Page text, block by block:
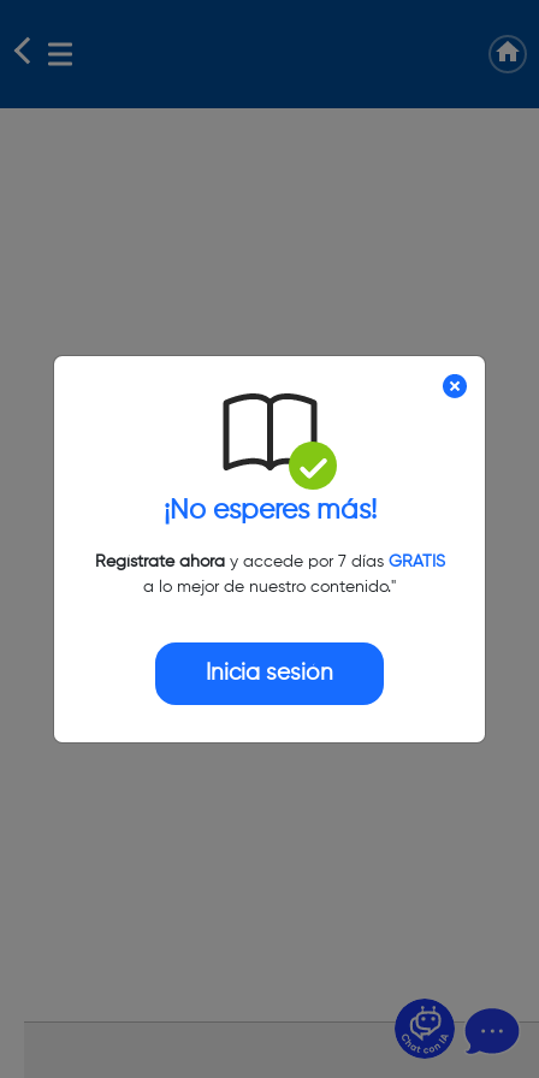
¡No esperes más!
Regístrate ahoray accede por 7 días GRATIS
a lo mejor de nuestro contenido."
Inicia sesión